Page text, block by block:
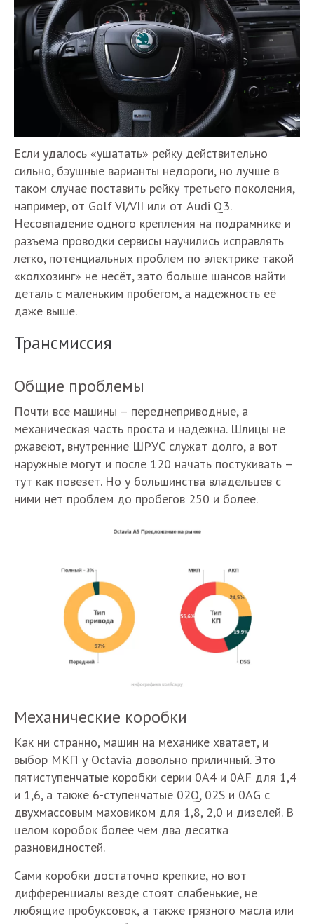
Если удалось «ушатать» рейку действительно
сильно, бэушные варианты недороги, но лучше в
таком случае поставить рейку третьего поколения,
например, от Golf VI/VII или от Audi Q3.
Несовпадение одного крепления на подрамнике и
разъема проводки сервисы научились исправлять
легко, потенциальных проблем по электрике такой
«колхозинг» не несёт, зато больше шансов найти
деталь с маленьким пробегом, а надёжность её
даже выше.
Трансмиссия
Общие проблемы
Почти все машины – переднеприводные, а
механическая часть проста и надежна. Шлицы не
ржавеют, внутренние ШРУС служат долго, а вот
наружные могут и после 120 начать постукивать –
тут как повезет. Но у большинства владельцев с
ними нет проблем до пробегов 250 и более.
Механические коробки
Как ни странно, машин на механике хватает, и
выбор МКП у Octavia довольно приличный. Это
пятиступенчатые коробки серии 0A4 и 0AF для 1,4
и 1,6, а также 6-ступенчатые 02Q, 02S и 0AG с
двухмассовым маховиком для 1,8, 2,0 и дизелей. В
целом коробок более чем два десятка
разновидностей.
Сами коробки достаточно крепкие, но вот
дифференциалы везде стоят слабенькие, не
любящие пробуксовок, а также грязного масла или